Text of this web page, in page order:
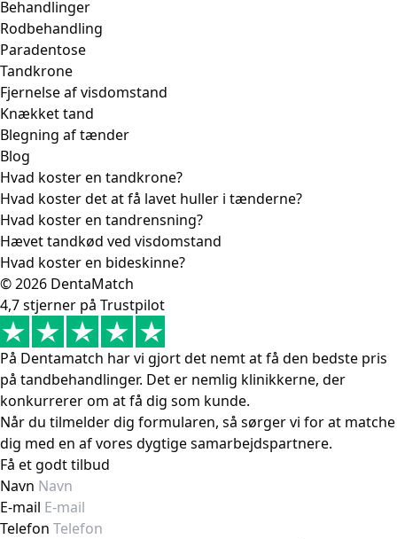
Behandlinger
Rodbehandling
Paradentose
Tandkrone
Fjernelse af visdomstand
Knækket tand
Blegning af tænder
Blog
Hvad koster en tandkrone?
Hvad koster det at få lavet huller i tænderne?
Hvad koster en tandrensning?
Hævet tandkød ved visdomstand
Hvad koster en bideskinne?
© 2026 DentaMatch
4,7 stjerner på Trustpilot
På Dentamatch har vi gjort det nemt at få den bedste pris
på tandbehandlinger. Det er nemlig klinikkerne, der
konkurrerer om at få dig som kunde.
Når du tilmelder dig formularen, så sørger vi for at matche
dig med en af vores dygtige samarbejdspartnere.
Få et godt tilbud
Navn
E-mail
Telefon